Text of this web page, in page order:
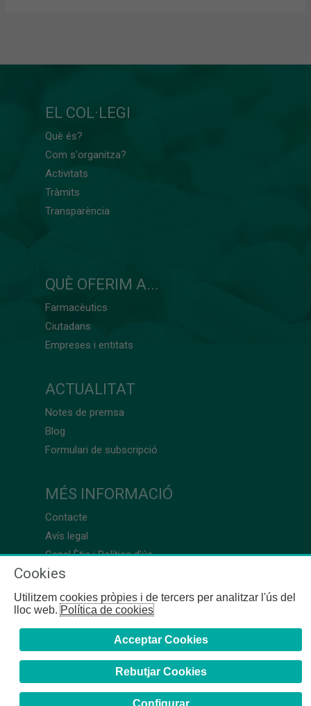
EL COL·LEGI
Què és?
Com s'organitza?
Activitats
Tràmits
Transparència
QUÈ OFERIM A...
Farmacèutics
Ciutadans
Empreses i entitats
ACTUALITAT
Notes de premsa
Blog
Formulari de subscripció
MÉS INFORMACIÓ
Contacte
Avís legal
Canal Ètic i Política d’ús
Cookies
Utilitzem cookies pròpies i de tercers per analitzar l'ús del
lloc web.Política de cookies
Acceptar Cookies
Rebutjar Cookies
Configurar